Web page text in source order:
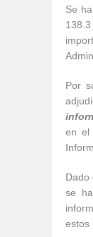
Se
Por
en el
Dado
se